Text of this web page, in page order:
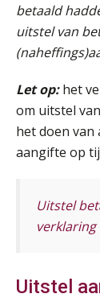
betaald
uitstel van
Let op:het
om uitstel
het doen van
aangifte op
Uitstel
verklaring
Uitstel
17
SEP
SEP
21
SEP
24
SEP
SEP